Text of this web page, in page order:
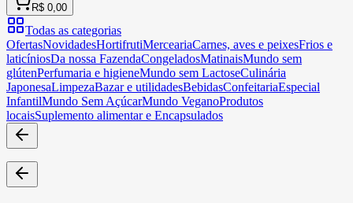
R$ 0,00
Todas as categorias
OfertasNovidadesHortifrutiMerceariaCarnes, aves e peixesFrios e
laticíniosDa nossa FazendaCongeladosMatinaisMundo sem
glútenPerfumaria e higieneMundo sem LactoseCulinária
JaponesaLimpezaBazar e utilidadesBebidasConfeitariaEspecial
InfantilMundo Sem AçúcarMundo VeganoProdutos
locaisSuplemento alimentar e Encapsulados